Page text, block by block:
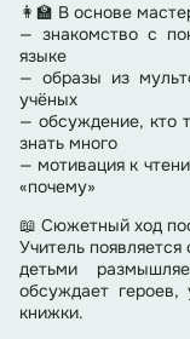
👩‍🏫 В основе
— знакомство с
языке
— образы из
учёных
— обсуждение, кто
знать много
— мотивация к
«почему»
📖 Сюжетный ход
Учитель
детьми
обсуждает
книжки.